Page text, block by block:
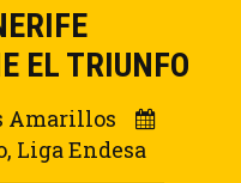
EL TRIUNFO
Amarillos
, Liga Endesa